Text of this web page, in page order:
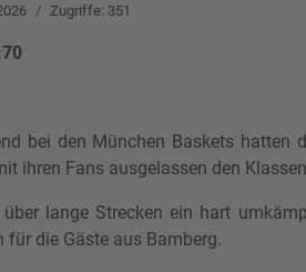
Zugriffe: 351
bei den München Baskets
ihren Fans ausgelassen den
lange Strecken ein hart
die Gäste aus Bamberg.